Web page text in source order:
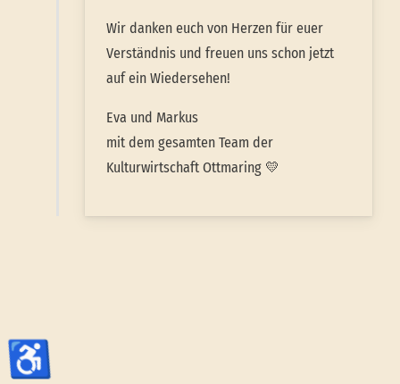
Wir danken euch von Herzen für euer
Verständnis und freuen uns schon jetzt
auf ein Wiedersehen!
Eva und Markus
mit dem gesamten Team der
Kulturwirtschaft Ottmaring 💛